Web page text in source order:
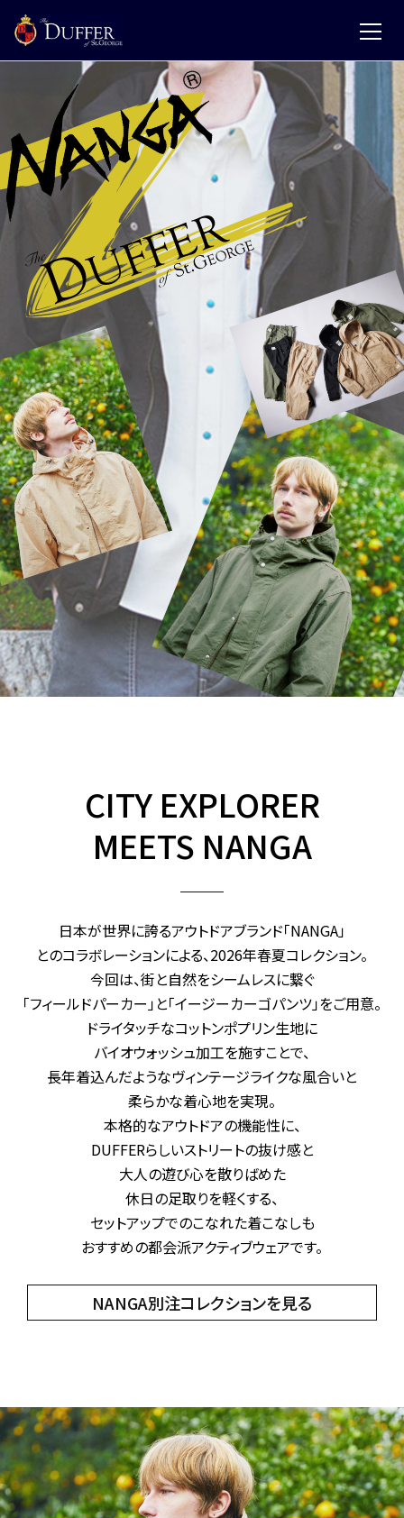
CITY EXPLORER
MEETS NANGA
日本が世界に誇るアウトドアブランド「NANGA」
とのコラボレーションによる、2026年春夏コレクション。
今回は、街と自然をシームレスに繋ぐ
「フィールドパーカー」と「イージーカーゴパンツ」をご用意。
ドライタッチなコットンポプリン生地に
バイオウォッシュ加工を施すことで、
長年着込んだようなヴィンテージライクな風合いと
柔らかな着心地を実現。
本格的なアウトドアの機能性に、
DUFFERらしいストリートの抜け感と
大人の遊び心を散りばめた
休日の足取りを軽くする、
セットアップでのこなれた着こなしも
おすすめの都会派アクティブウェアです。
NANGA別注コレクションを見る